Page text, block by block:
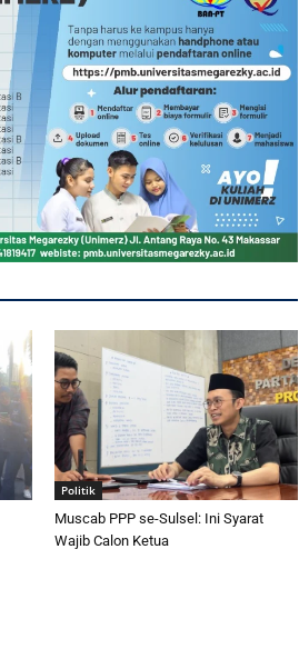
Politik
Muscab PPP se-Sulsel: Ini Syarat
Wajib Calon Ketua